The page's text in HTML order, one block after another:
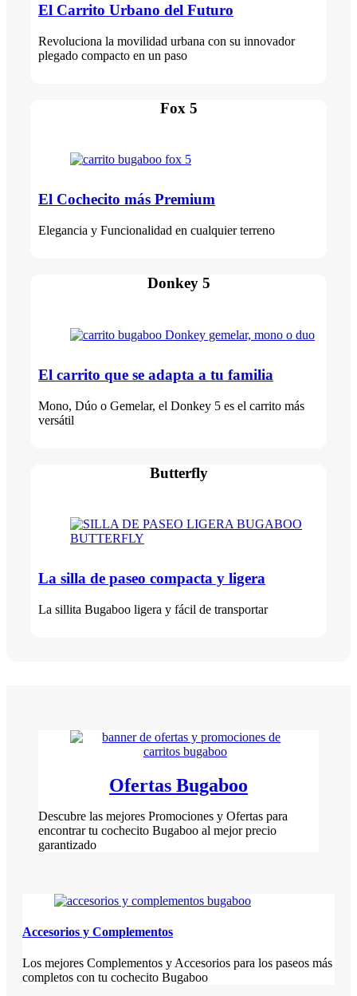
El Carrito Urbano del Futuro
Revoluciona la movilidad urbana con su innovador
plegado compacto en un paso
Fox 5
El Cochecito más Premium
Elegancia y Funcionalidad en cualquier terreno
Donkey 5
El carrito que se adapta a tu familia
Mono, Dúo o Gemelar, el Donkey 5 es el carrito más
versátil
Butterfly
La silla de paseo compacta y ligera
La sillita Bugaboo ligera y fácil de transportar
Ofertas Bugaboo
Descubre las mejores Promociones y Ofertas para
encontrar tu cochecito Bugaboo al mejor precio
garantizado
Accesorios y Complementos
Los mejores Complementos y Accesorios para los paseos más
completos con tu cochecito Bugaboo